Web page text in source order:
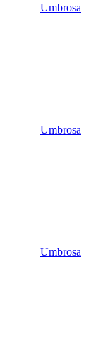
Umbrosa
Umbrosa
Umbrosa